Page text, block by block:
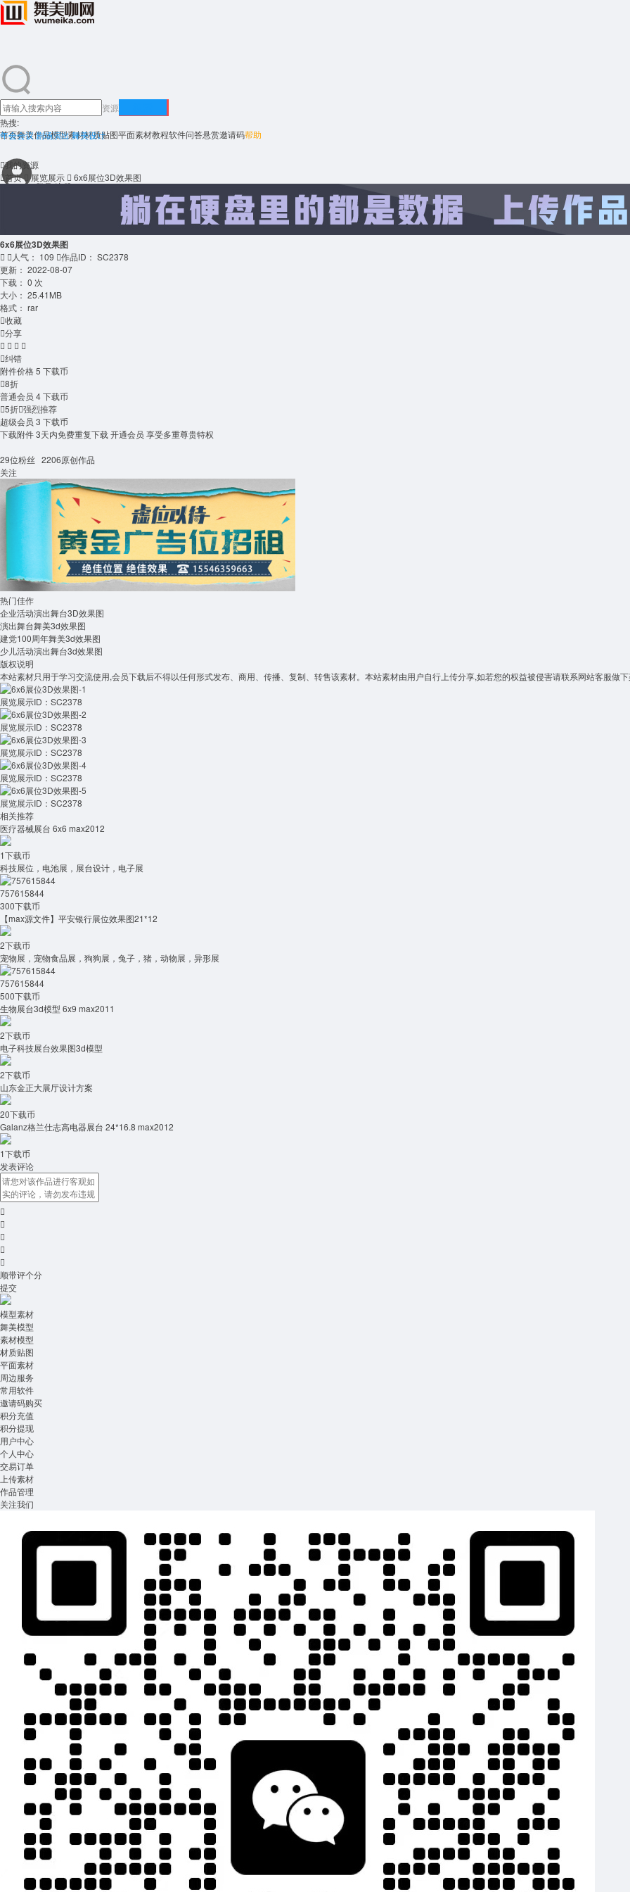
资源
热搜:
年会会议 剧场演出 舞美设计
登录注册
首页舞美作品模型素材材质贴图平面素材教程软件问答悬赏邀请码帮助
我的资源
 首页 展览展示  6x6展位3D效果图
6x6展位3D效果图
  人气： 109 作品ID： SC2378
更新： 2022-08-07
下载： 0 次
大小： 25.41MB
格式： rar
收藏
分享
   
纠错
附件价格5 下载币
8折
普通会员 4下载币
5折强烈推荐
超级会员 3 下载币
下载附件3天内免费重复下载 开通会员 享受多重尊贵特权
29位粉丝 2206原创作品
关注
热门佳作
企业活动演出舞台3D效果图
演出舞台舞美3d效果图
建党100周年舞美3d效果图
少儿活动演出舞台3d效果图
版权说明
本站素材只用于学习交流使用,会员下载后不得以任何形式发布、商用、传播、复制、转售该素材。本站素材由用户自行上传分享,如若您的权益被侵害请联系网站客服做
展览展示ID：SC2378
展览展示ID：SC2378
展览展示ID：SC2378
展览展示ID：SC2378
展览展示ID：SC2378
相关推荐
医疗器械展台 6x6 max2012
1下载币
科技展位，电池展，展台设计，电子展
757615844
300下载币
【max源文件】平安银行展位效果图21*12
2下载币
宠物展，宠物食品展，狗狗展，兔子，猪，动物展，异形展
757615844
500下载币
生物展台3d模型 6x9 max2011
2下载币
电子科技展台效果图3d模型
2下载币
山东金正大展厅设计方案
20下载币
Galanz格兰仕志高电器展台 24*16.8 max2012
1下载币
发表评论





顺带评个分
提交
模型素材
舞美模型
素材模型
材质贴图
平面素材
周边服务
常用软件
邀请码购买
积分充值
积分提现
用户中心
个人中心
交易订单
上传素材
作品管理
关注我们